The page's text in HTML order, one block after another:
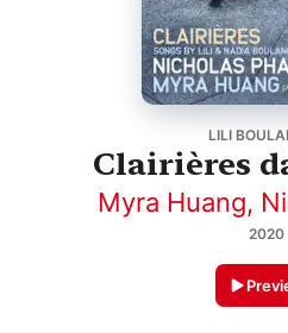
LILI
Clairières
Myra Huang,
2020